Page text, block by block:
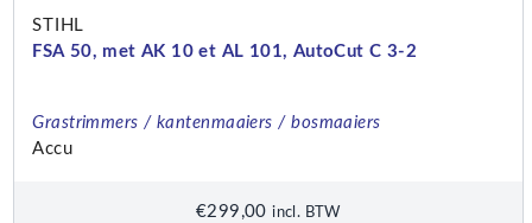
STIHL
FSA 50, met AK 10 et AL 101, AutoCut C 3-2
Grastrimmers / kantenmaaiers / bosmaaiers
Accu
€299,00 incl. BTW